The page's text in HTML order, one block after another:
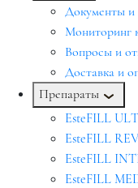
Документы и
Мониторинг
Вопросы и
Доставка и
Препараты
EsteFILL
EsteFILL
EsteFILL
EsteFILL